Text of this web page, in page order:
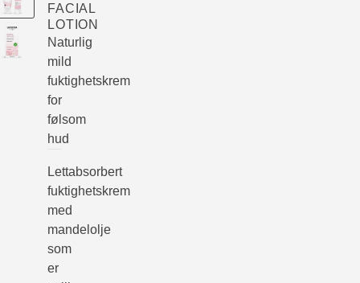
FACIAL
LOTION
Naturlig
mild
fuktighetskrem
for
følsom
hud
Lettabsorbert
fuktighetskrem
med
mandelolje
som
er